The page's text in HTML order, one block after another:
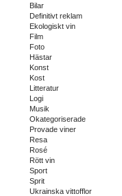
Bilar
Definitivt reklam
Ekologiskt vin
Film
Foto
Hästar
Konst
Kost
Litteratur
Logi
Musik
Okategoriserade
Provade viner
Resa
Rosé
Rött vin
Sport
Sprit
Ukrainska vittofflor